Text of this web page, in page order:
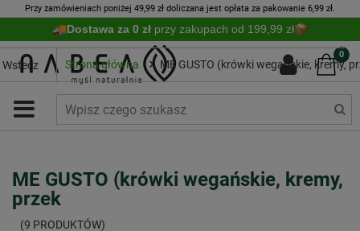
Przy zamówieniach poniżej 49,99 zł doliczana jest opłata za pakowanie 6,99 zł.
Dostawa za 0 zł przy zakupach od 199,99 zł
0
Wstecz Strona główna ME GUSTO (krówki wegańskie, kremy,
ME GUSTO (krówki wegańskie, kremy,
przek
(9 PRODUKTÓW)